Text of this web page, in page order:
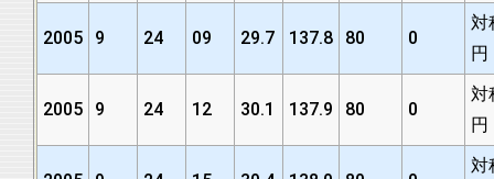
2005 9 24 09 29.7 137.8 80 0
対
円
2005 9 24 12 30.1 137.9 80 0
対
円
対